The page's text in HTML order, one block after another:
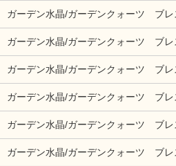
ガーデン水晶/ガーデンクォーツ ブ
ガーデン水晶/ガーデンクォーツ ブ
ガーデン水晶/ガーデンクォーツ ブ
ガーデン水晶/ガーデンクォーツ ブ
ガーデン水晶/ガーデンクォーツ ブ
ガーデン水晶/ガーデンクォーツ ブ